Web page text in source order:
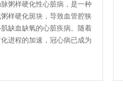
粥样硬化性心脏病，是一种
样硬化斑块，导致血管腔狭
缺血缺氧的心脏疾病。随着
进程的加速，冠心病已成为